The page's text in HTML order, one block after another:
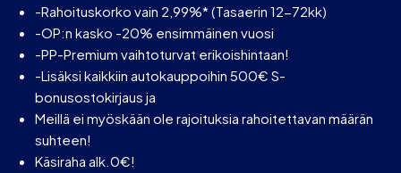
-Rahoituskorko vain 2,99%* (Tasaerin 12-72kk)
-OP:n kasko -20% ensimmäinen vuosi
-PP-Premium vaihtoturvat erikoishintaan!
-Lisäksi kaikkiin autokauppoihin 500€ S-
bonusostokirjaus ja
Meillä ei myöskään ole rajoituksia rahoitettavan määrän
suhteen!
Käsiraha alk.0€!